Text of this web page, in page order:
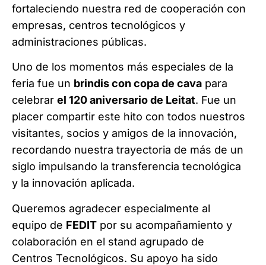
fortaleciendo nuestra red de cooperación con
empresas, centros tecnológicos y
administraciones públicas.
Uno de los momentos más especiales de la
feria fue un brindis con copa de cava para
celebrar el 120 aniversario de Leitat. Fue un
placer compartir este hito con todos nuestros
visitantes, socios y amigos de la innovación,
recordando nuestra trayectoria de más de un
siglo impulsando la transferencia tecnológica
y la innovación aplicada.
Queremos agradecer especialmente al
equipo de FEDIT por su acompañamiento y
colaboración en el stand agrupado de
Centros Tecnológicos. Su apoyo ha sido